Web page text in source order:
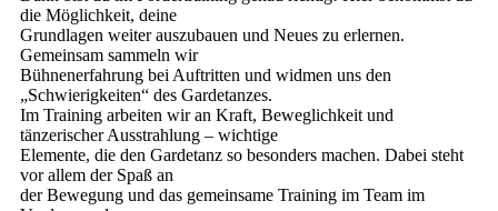
die Möglichkeit, deine
Grundlagen weiter auszubauen und Neues zu erlernen.
Gemeinsam sammeln wir
Bühnenerfahrung bei Auftritten und widmen uns den
„Schwierigkeiten“ des Gardetanzes.
Im Training arbeiten wir an Kraft, Beweglichkeit und
tänzerischer Ausstrahlung – wichtige
Elemente, die den Gardetanz so besonders machen. Dabei steht
vor allem der Spaß an
der Bewegung und das gemeinsame Training im Team im